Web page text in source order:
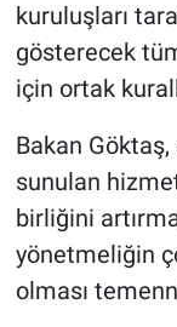
kuruluşları
gösterecek
için ortak
Bakan
sunulan
birliğini
yönetmeliğin
olması